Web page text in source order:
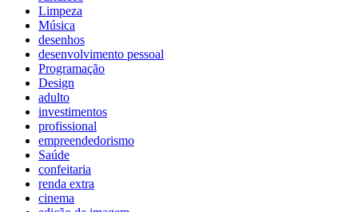
Limpeza
Música
desenhos
desenvolvimento pessoal
Programação
Design
adulto
investimentos
profissional
empreendedorismo
Saúde
confeitaria
renda extra
cinema